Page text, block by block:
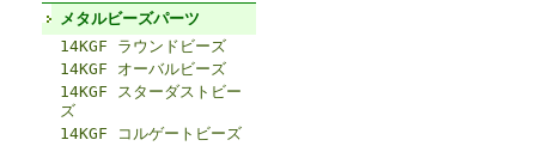
メタルビーズパーツ
14KGF ラウンドビーズ
14KGF オーバルビーズ
14KGF スターダストビー
ズ
14KGF コルゲートビーズ